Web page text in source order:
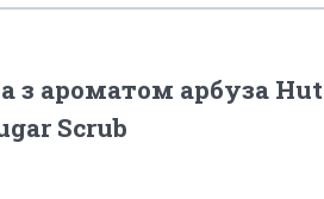
з ароматом арбуза Hut
Scrub